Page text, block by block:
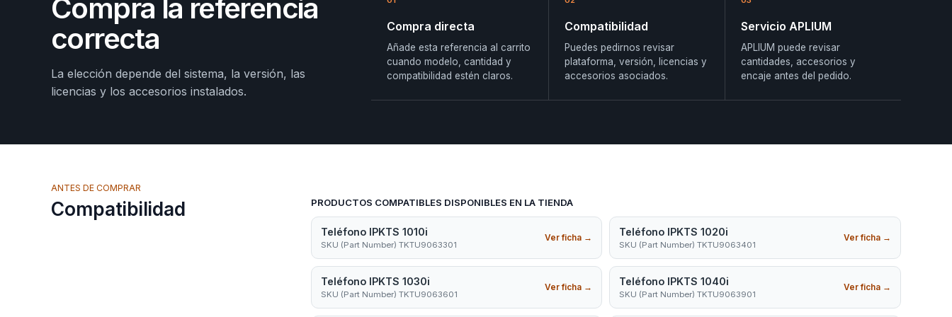
Compra la referencia
correcta
La elección depende del sistema, la versión, las
licencias y los accesorios instalados.
Compra directa
Añade esta referencia al carrito
cuando modelo, cantidad y
compatibilidad estén claros.
Compatibilidad
Puedes pedirnos revisar
plataforma, versión, licencias y
accesorios asociados.
Servicio APLIUM
APLIUM puede revisar
cantidades, accesorios y
encaje antes del pedido.
ANTES DE COMPRAR
Compatibilidad PRODUCTOS COMPATIBLES DISPONIBLES EN LA TIENDA
Teléfono IPKTS 1010i
SKU (Part Number) TKTU9063301
Ver ficha → Teléfono IPKTS 1020i
SKU (Part Number) TKTU9063401
Ver ficha →
Teléfono IPKTS 1030i
SKU (Part Number) TKTU9063601
Ver ficha → Teléfono IPKTS 1040i
SKU (Part Number) TKTU9063901
Ver ficha →